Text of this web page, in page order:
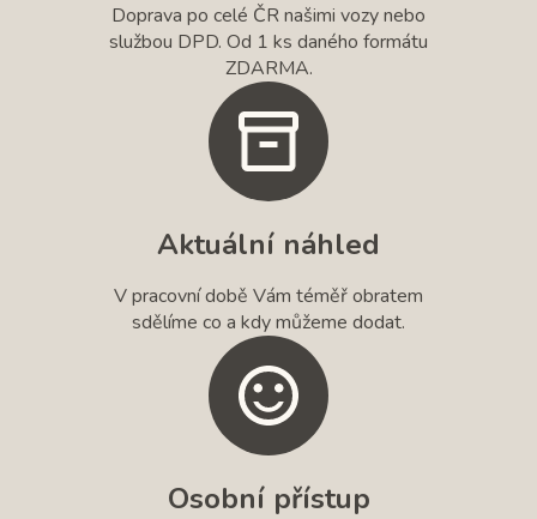
Doprava po celé ČR našimi vozy nebo
službou DPD. Od 1 ks daného formátu
ZDARMA.
Aktuální náhled
V pracovní době Vám téměř obratem
sdělíme co a kdy můžeme dodat.
Osobní přístup